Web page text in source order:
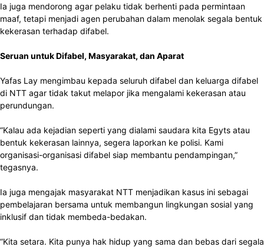
Ia juga mendorong agar pelaku tidak berhenti pada permintaan
maaf, tetapi menjadi agen perubahan dalam menolak segala bentuk
kekerasan terhadap difabel.
Seruan untuk Difabel, Masyarakat, dan Aparat
Yafas Lay mengimbau kepada seluruh difabel dan keluarga difabel
di NTT agar tidak takut melapor jika mengalami kekerasan atau
perundungan.
“Kalau ada kejadian seperti yang dialami saudara kita Egyts atau
bentuk kekerasan lainnya, segera laporkan ke polisi. Kami
organisasi-organisasi difabel siap membantu pendampingan,”
tegasnya.
Ia juga mengajak masyarakat NTT menjadikan kasus ini sebagai
pembelajaran bersama untuk membangun lingkungan sosial yang
inklusif dan tidak membeda-bedakan.
“Kita setara. Kita punya hak hidup yang sama dan bebas dari segala